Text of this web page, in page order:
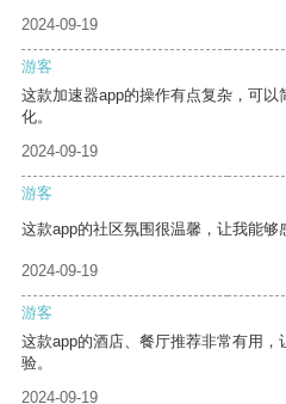
2024-09-19
游客
这款加速器app的操作有点复杂，可
化。
2024-09-19
游客
这款app的社区氛围很温馨，让我能够
2024-09-19
游客
这款app的酒店、餐厅推荐非常有用
验。
2024-09-19